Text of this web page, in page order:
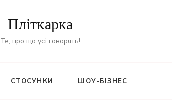
Пліткарка
Те, про що усі говорять!
СТОСУНКИ ШОУ-БІЗНЕС